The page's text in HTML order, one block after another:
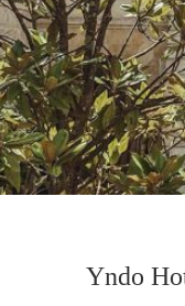
Yndo